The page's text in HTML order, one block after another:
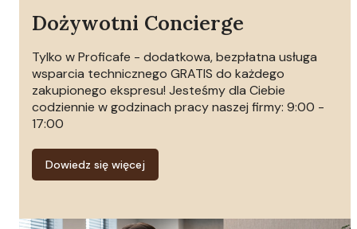
Dożywotni Concierge
Tylko w Proficafe - dodatkowa, bezpłatna usługa
wsparcia technicznego GRATIS do każdego
zakupionego ekspresu! Jesteśmy dla Ciebie
codziennie w godzinach pracy naszej firmy: 9:00 -
17:00
Dowiedz się więcej